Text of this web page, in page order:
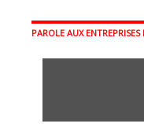
PAROLE AUX ENTREPRISES